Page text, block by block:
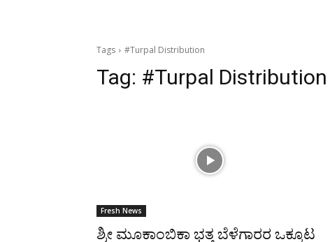
Tags #Turpal Distribution
Tag: #Turpal Distribution
Fresh News
ಶ್ರೀ ಮೂಕಾಂಬಿಕಾ ಭತ್ತ ಬೆಳೆಗಾರರ ಒಕ್ಕೂಟ